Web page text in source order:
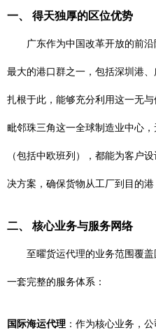
一、 得天独厚的区位优势
广东作为中国改革开放的前
最大的港口群之一，包括深圳港
扎根于此，能够充分利用这一无
毗邻珠三角这一全球制造业中心
（包括中欧班列），都能为客户
决方案，确保货物从工厂到目的港
二、 核心业务与服务网络
至曜货运代理的业务范围覆
一套完整的服务体系：
国际海运代理 ：作为核心业务，